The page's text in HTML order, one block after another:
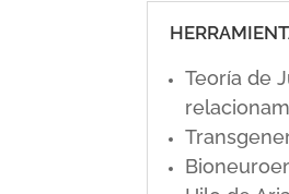
Teoría de